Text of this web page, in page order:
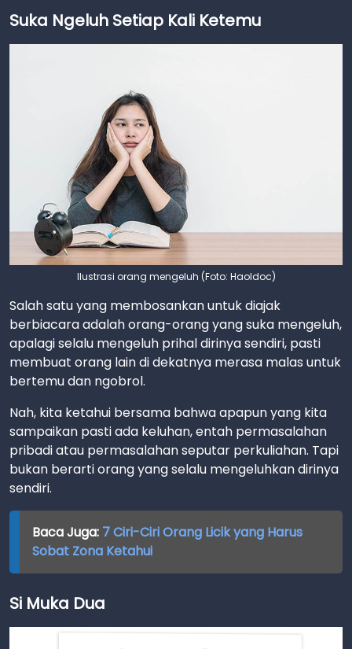
Suka Ngeluh Setiap Kali Ketemu
Ilustrasi orang mengeluh (Foto: Haoldoc)
Salah satu yang membosankan untuk diajak
berbiacara adalah orang-orang yang suka mengeluh,
apalagi selalu mengeluh prihal dirinya sendiri, pasti
membuat orang lain di dekatnya merasa malas untuk
bertemu dan ngobrol.
Nah, kita ketahui bersama bahwa apapun yang kita
sampaikan pasti ada keluhan, entah permasalahan
pribadi atau permasalahan seputar perkuliahan. Tapi
bukan berarti orang yang selalu mengeluhkan dirinya
sendiri.
Baca Juga: 7 Ciri-Ciri Orang Licik yang Harus
Sobat Zona Ketahui
Si Muka Dua